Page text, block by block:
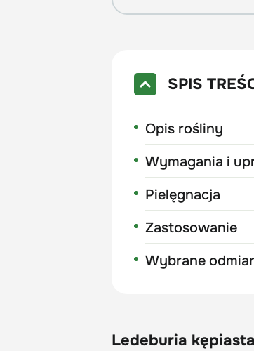
SPIS
Opis rośliny
Wymagania i
Pielęgnacja
Zastosowanie
Wybrane
Ledeburia kępiasta